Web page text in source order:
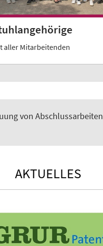
aller Mitarbeitenden
von Abschlussarbeiten
AKTUELLES